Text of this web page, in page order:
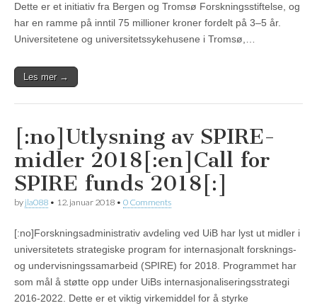
Dette er et initiativ fra Bergen og Tromsø Forskningsstiftelse, og
har en ramme på inntil 75 millioner kroner fordelt på 3–5 år.
Universitetene og universitetssykehusene i Tromsø,…
Les mer →
[:no]Utlysning av SPIRE-
midler 2018[:en]Call for
SPIRE funds 2018[:]
by jla088 • 12. januar 2018 • 0 Comments
[:no]Forskningsadministrativ avdeling ved UiB har lyst ut midler i
universitetets strategiske program for internasjonalt forsknings-
og undervisningssamarbeid (SPIRE) for 2018. Programmet har
som mål å støtte opp under UiBs internasjonaliseringsstrategi
2016-2022. Dette er et viktig virkemiddel for å styrke